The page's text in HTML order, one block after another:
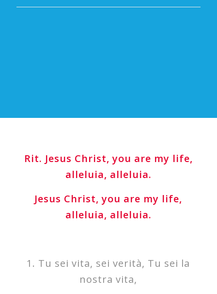
Rit. Jesus Christ, you are my life,
alleluia, alleluia.
Jesus Christ, you are my life,
alleluia, alleluia.
1. Tu sei vita, sei verità, Tu sei la
nostra vita,